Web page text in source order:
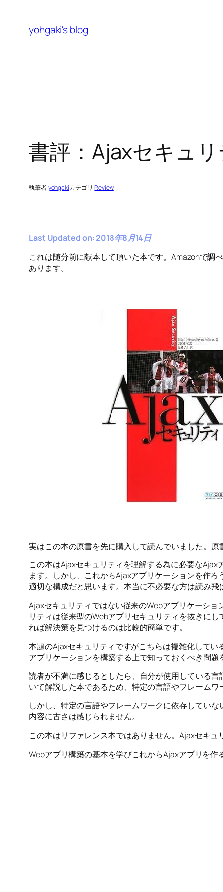
yohgaki's blog
書評：Ajaxセキュ
執筆者:yohgakiカテゴリ:Review
Last Updated on: 2018年8月14日
これは随分前に献本して頂いた本です。Amazonで
あります。
実はこの本の原書を先に購入して読んでいました。
この本はAjaxセキュリティを理解する為に必要な
ます。しかし、これからAjaxアプリケーションを作
適切な構成だと思います。本当に不必要な方は読み飛
Ajaxセキュリティではない従来のWebアプリケーシ
リティは従来型のWebアプリセキュリティを抜きに
れば解決策を見つけるのは比較的簡単です。
本題のAjaxセキュリティですがこちらは複雑化して
アプリケーションを構築する上で知っておくべき問
読者が不満に感じるとしたら、自分が使用している
いて解説した本であるため、特定の言語やフレーム
しかし、特定の言語やフレームワークに依存してい
内容に古さは感じられません。
この本はリファレンス本ではありません。Ajaxセキ
Webアプリ構築の基本を学びこれからAjaxアプリを